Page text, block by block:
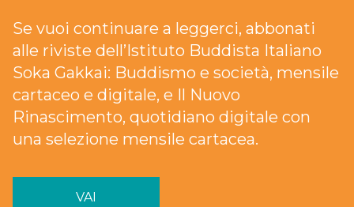
Se vuoi continuare a leggerci, abbonati
alle riviste dell’Istituto Buddista Italiano
Soka Gakkai: Buddismo e società, mensile
cartaceo e digitale, e Il Nuovo
Rinascimento, quotidiano digitale con
una selezione mensile cartacea.
VAI